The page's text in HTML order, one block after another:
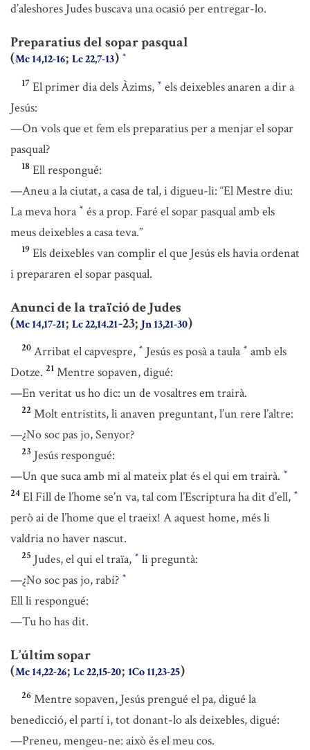
d’aleshores Judes buscava una ocasió per entregar-lo.
Preparatius del sopar pasqual
(Mc 14,12-16; Lc 22,7-13) *
17 El primer dia dels Àzims, * els deixebles anaren a dir a
Jesús:
—On vols que et fem els preparatius per a menjar el sopar
pasqual?
18 Ell respongué:
—Aneu a la ciutat, a casa de tal, i digueu-li: “El Mestre diu:
La meva hora * és a prop. Faré el sopar pasqual amb els
meus deixebles a casa teva.”
19 Els deixebles van complir el que Jesús els havia ordenat
i prepararen el sopar pasqual.
Anunci de la traïció de Judes
(Mc 14,17-21; Lc 22,14.21-23; Jn 13,21-30)
20 Arribat el capvespre, * Jesús es posà a taula * amb els
Dotze. 21 Mentre sopaven, digué:
—En veritat us ho dic: un de vosaltres em trairà.
22 Molt entristits, li anaven preguntant, l’un rere l’altre:
—¿No soc pas jo, Senyor?
23 Jesús respongué:
—Un que suca amb mi al mateix plat és el qui em trairà. *
24 El Fill de l’home se’n va, tal com l’Escriptura ha dit d’ell, *
però ai de l’home que el traeix! A aquest home, més li
valdria no haver nascut.
25 Judes, el qui el traïa, * li preguntà:
—¿No soc pas jo, rabí? *
Ell li respongué:
—Tu ho has dit.
L’últim sopar
(Mc 14,22-26; Lc 22,15-20; 1Co 11,23-25)
26 Mentre sopaven, Jesús prengué el pa, digué la
benedicció, el partí i, tot donant-lo als deixebles, digué:
—Preneu, mengeu-ne: això és el meu cos.